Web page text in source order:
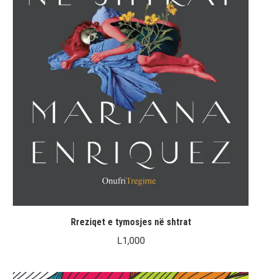
Rreziqet e tymosjes në shtrat
L1,000